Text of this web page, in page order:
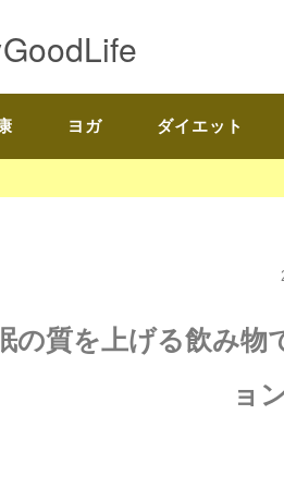
ヨガ ダイエット
の質を上げる飲み
ョ